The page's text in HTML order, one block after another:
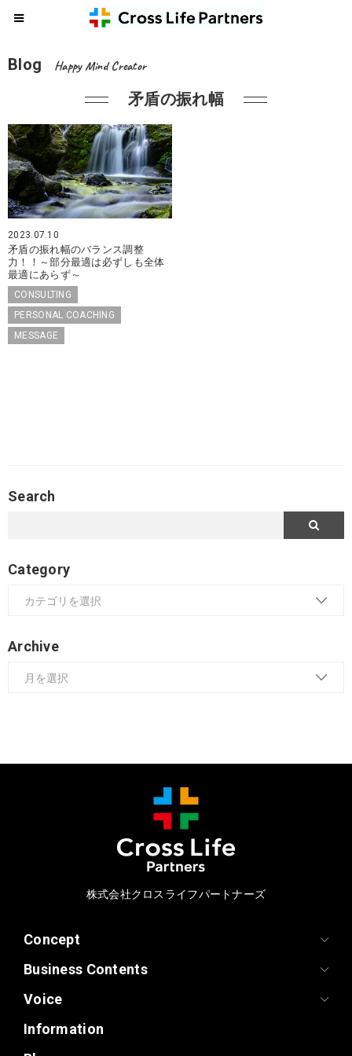
Blog Happy Mind Creator
矛盾の振れ幅
2023.07.10
矛盾の振れ幅のバランス調整
力！！～部分最適は必ずしも全体
最適にあらず～
CONSULTING
PERSONAL COACHING
MESSAGE
Search
Category
Archive
株式会社クロスライフパートナーズ
Concept
Business Contents
Voice
Information